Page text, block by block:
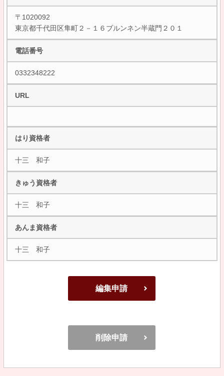
〒1020092
東京都千代田区隼町２－１６ブルンネン半蔵門２０１
電話番号
0332348222
URL
はり資格者
十三 和子
きゅう資格者
十三 和子
あんま資格者
十三 和子
編集申請
削除申請